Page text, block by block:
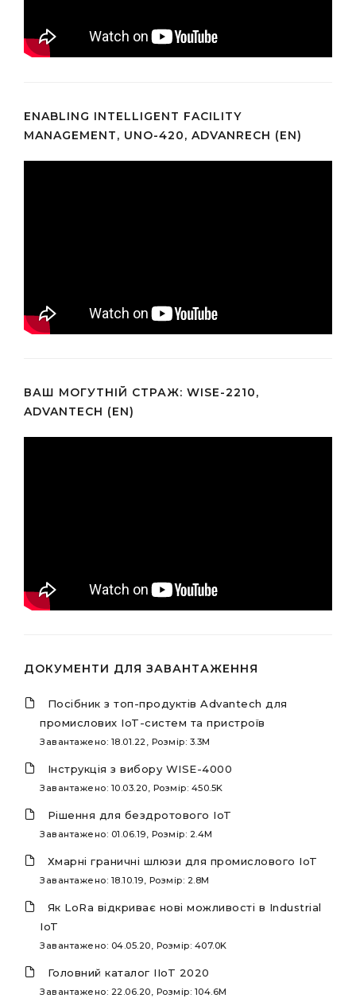
ENABLING INTELLIGENT FACILITY
MANAGEMENT, UNO-420, ADVANRECH (EN)
ВАШ МОГУТНІЙ СТРАЖ: WISE-2210,
ADVANTECH (EN)
ДОКУМЕНТИ ДЛЯ ЗАВАНТАЖЕННЯ
Посібник з топ-продуктів Advantech для
промислових IoT-систем та пристроїв
Завантажено: 18.01.22, Розмір: 3.3M
Інструкція з вибору WISE-4000
Завантажено: 10.03.20, Розмір: 450.5K
Рішення для бездротового IoT
Завантажено: 01.06.19, Розмір: 2.4M
Хмарні граничні шлюзи для промислового IoT
Завантажено: 18.10.19, Розмір: 2.8M
Як LoRa відкриває нові можливості в Industrial
IoT
Завантажено: 04.05.20, Розмір: 407.0K
Головний каталог IIoT 2020
Завантажено: 22.06.20, Розмір: 104.6M